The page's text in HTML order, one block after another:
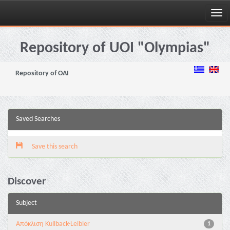
Skip
navigationRepository of UOI "Olympias"
Repository of OAI
Saved Searches
Save this search
Discover
Subject
1
Aπόκλιση Kullback-Leibler